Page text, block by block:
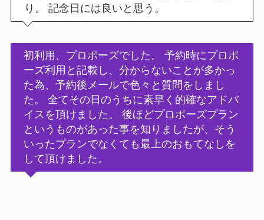
り。 記念日には良いと思う。
初利用、プロポーズでした。 予約時にプロポ
ーズ利用と記載し、分からないことが多かっ
た為、予約後メールで色々と質問をしまし
た。 全てその日のうちに素早く的確なアドバ
イスを頂けました。 後ほどプロポーズプラン
というものがあった事を知りましたが、そう
いったプランでなくても最上のおもてなしを
して頂けました。